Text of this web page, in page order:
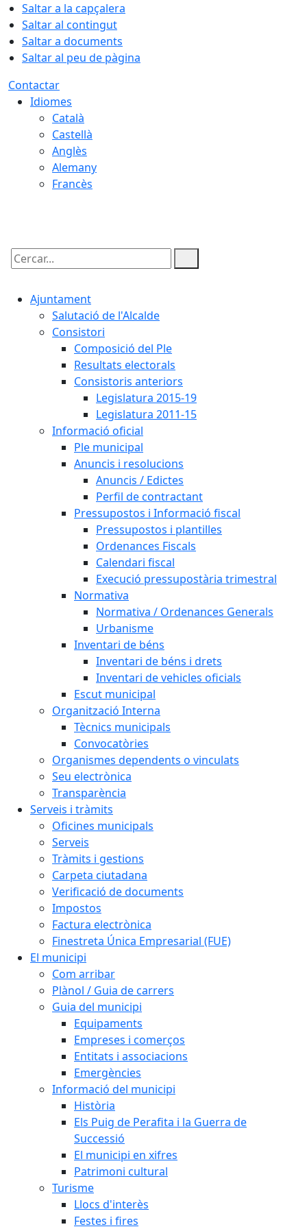
Saltar a la capçalera
Saltar al contingut
Saltar a documents
Saltar al peu de pàgina
Contactar
Idiomes
Català
Castellà
Anglès
Alemany
Francès
Cercar:
Ajuntament
Salutació de l'Alcalde
Consistori
Composició del Ple
Resultats electorals
Consistoris anteriors
Legislatura 2015-19
Legislatura 2011-15
Informació oficial
Ple municipal
Anuncis i resolucions
Anuncis / Edictes
Perfil de contractant
Pressupostos i Informació fiscal
Pressupostos i plantilles
Ordenances Fiscals
Calendari fiscal
Execució pressupostària trimestral
Normativa
Normativa / Ordenances Generals
Urbanisme
Inventari de béns
Inventari de béns i drets
Inventari de vehicles oficials
Escut municipal
Organització Interna
Tècnics municipals
Convocatòries
Organismes dependents o vinculats
Seu electrònica
Transparència
Serveis i tràmits
Oficines municipals
Serveis
Tràmits i gestions
Carpeta ciutadana
Verificació de documents
Impostos
Factura electrònica
Finestreta Única Empresarial (FUE)
El municipi
Com arribar
Plànol / Guia de carrers
Guia del municipi
Equipaments
Empreses i comerços
Entitats i associacions
Emergències
Informació del municipi
Història
Els Puig de Perafita i la Guerra de
Successió
El municipi en xifres
Patrimoni cultural
Turisme
Llocs d'interès
Festes i fires